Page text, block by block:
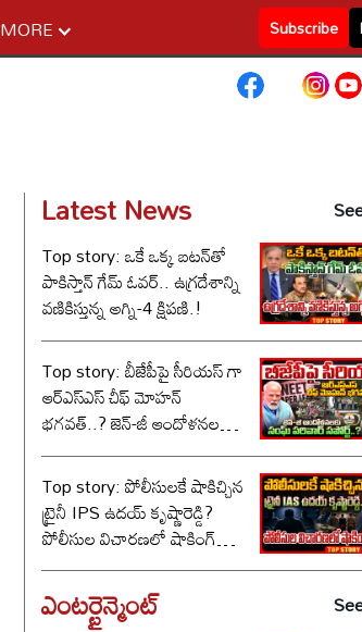
MORE Subscribe
Latest News
Top story: ఒకే ఒక్క బటన్‌తో
పాకిస్తాన్ గేమ్ ఓవర్.. ఉగ్రదేశాన్ని
వణికిస్తున్న అగ్ని-4 క్షిపణి.!
Top story: బీజేపీపై సీరియస్ గా
ఆర్‌ఎస్‌ఎస్ చీఫ్ మోహన్
భగవత్..? జెన్-జీ ఆందోళనలకు
సంఘ్ పరివార్ సపోర్ట్..?
Top story: పోలీసులకే షాకిచ్చిన
ట్రైనీ IPS ఉదయ్ కృష్ణారెడ్డి?
పోలీసుల విచారణలో షాకింగ్
ట్విస్టులు!
ఎంటర్టైన్మెంట్